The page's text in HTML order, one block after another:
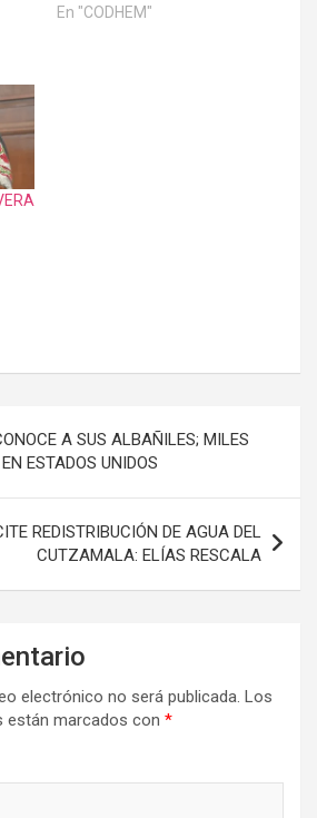
En "CODHEM"
A SUS ALBAÑILES; MILES
ESTADOS UNIDOS
REDISTRIBUCIÓN DE AGUA DEL
CUTZAMALA: ELÍAS RESCALA
electrónico no será publicada. Los
están marcados con *